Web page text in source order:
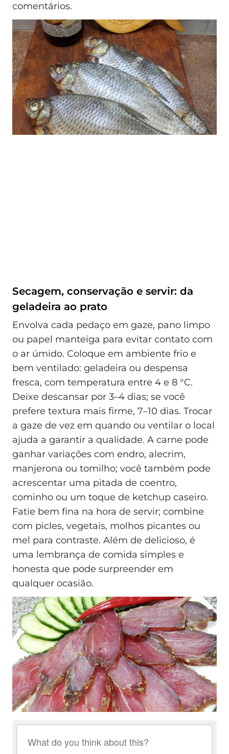
comentários.
Secagem, conservação e servir: da
geladeira ao prato
Envolva cada pedaço em gaze, pano limpo
ou papel manteiga para evitar contato com
o ar úmido. Coloque em ambiente frio e
bem ventilado: geladeira ou despensa
fresca, com temperatura entre 4 e 8 °C.
Deixe descansar por 3–4 dias; se você
prefere textura mais firme, 7–10 dias. Trocar
a gaze de vez em quando ou ventilar o local
ajuda a garantir a qualidade. A carne pode
ganhar variações com endro, alecrim,
manjerona ou tomilho; você também pode
acrescentar uma pitada de coentro,
cominho ou um toque de ketchup caseiro.
Fatie bem fina na hora de servir; combine
com picles, vegetais, molhos picantes ou
mel para contraste. Além de delicioso, é
uma lembrança de comida simples e
honesta que pode surpreender em
qualquer ocasião.